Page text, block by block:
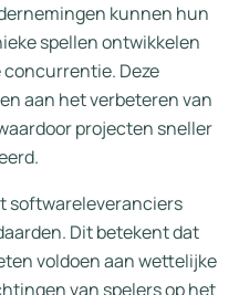
kunnen hun
spellen ontwikkelen
Deze
aan het verbeteren van
projecten sneller
softwareleveranciers
Dit betekent dat
voldoen aan wettelijke
van spelers op het